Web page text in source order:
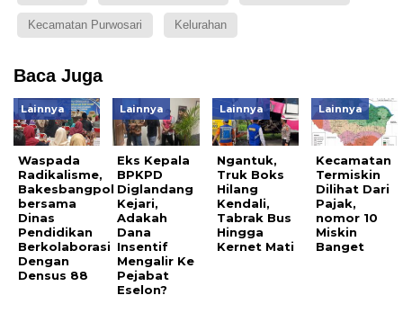
Kecamatan Purwosari Kelurahan
Baca Juga
Lainnya
Waspada
Radikalisme,
Bakesbangpol
bersama
Dinas
Pendidikan
Berkolaborasi
Dengan
Densus 88
Lainnya
Eks Kepala
BPKPD
Diglandang
Kejari,
Adakah
Dana
Insentif
Mengalir Ke
Pejabat
Eselon?
Lainnya
Ngantuk,
Truk Boks
Hilang
Kendali,
Tabrak Bus
Hingga
Kernet Mati
Lainnya
Kecamatan
Termiskin
Dilihat Dari
Pajak,
nomor 10
Miskin
Banget